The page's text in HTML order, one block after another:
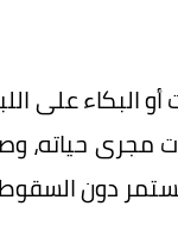
أو البكاء على
مجرى
دون